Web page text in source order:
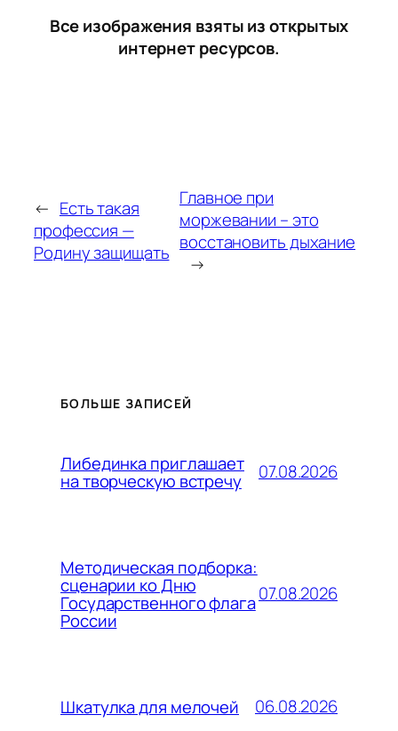
Все изображения взяты из открытых
интернет ресурсов.
← Есть такая
профессия —
Родину защищать
Главное при
моржевании – это
восстановить дыхание
→
БОЛЬШЕ ЗАПИСЕЙ
Либединка приглашает
на творческую встречу 07.08.2026
Методическая подборка:
сценарии ко Дню
Государственного флага
России
07.08.2026
Шкатулка для мелочей 06.08.2026